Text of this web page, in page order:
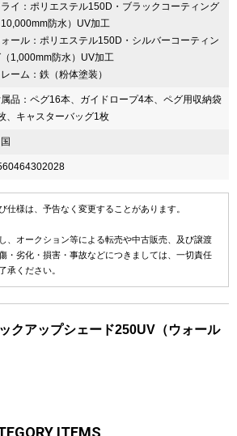
イ：ポリエステル150D・ブラックコーティング
10,000mm防水）UV加工
ール：ポリエステル150D・シルバーコーティン
1,000mm防水）UV加工
ーム：鉄（粉体塗装）
品：ペグ16本、ガイドロープ4本、ペグ用収納袋
、キャスターバッグ1枚
様は、予告なく変更することがあります。
、オークション等による転売や中古販売、及び譲渡
・劣化・損害・事故などにつきましては、一切責任
承ください。
クアップシェード250UV（ウォール
ITEMS